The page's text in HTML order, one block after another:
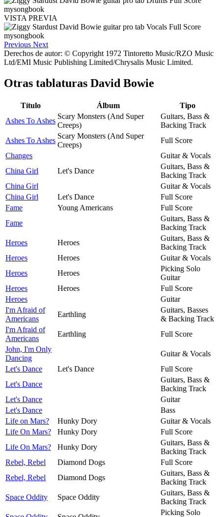
VISTA PREVIA
Previous Next
Derechos de autor: © Copyright 1972 Tintoretto Music/RZO Music
Ltd/EMI Music Publishing Limited/Chrysalis Music Limited.
Otras tablaturas David Bowie
Título Álbum
Tipo
Ashes To Ashes
Scary Monsters (And Super
Creeps)
Guitars, Bass &
Backing Track
Ashes To Ashes
Scary Monsters (And Super
Creeps)
Full Score
Changes
Guitar & Vocals
China Girl
Let's Dance
Guitars, Bass &
Backing Track
China Girl
Guitar & Vocals
China Girl
Let's Dance
Full Score
Fame
Young Americans
Full Score
Fame
Guitars, Bass &
Backing Track
Heroes
Heroes
Guitars, Bass &
Backing Track
Heroes
Heroes
Guitar & Vocals
Heroes
Heroes
Picking Solo
Guitar
Heroes
Heroes
Full Score
Heroes
Guitar
I'm Afraid of
Americans
Earthling
Guitars, Basses
& Backing Track
I'm Afraid of
Americans
Earthling
Full Score
John, I'm Only
Dancing
Guitar & Vocals
Let's Dance
Let's Dance
Full Score
Let's Dance
Guitars, Bass &
Backing Track
Let's Dance
Guitar
Let's Dance
Bass
Life on Mars?
Hunky Dory
Guitar & Vocals
Life On Mars?
Hunky Dory
Full Score
Life On Mars?
Hunky Dory
Guitars, Bass &
Backing Track
Rebel, Rebel
Diamond Dogs
Full Score
Rebel, Rebel
Diamond Dogs
Guitars, Bass &
Backing Track
Space Oddity
Space Oddity
Guitars, Bass &
Backing Track
Picking Solo